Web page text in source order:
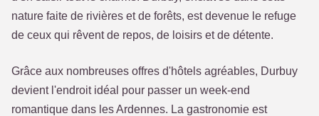
nature faite de rivières et de forêts, est devenue le refuge
de ceux qui rêvent de repos, de loisirs et de détente.
Grâce aux nombreuses offres d'hôtels agréables, Durbuy
devient l'endroit idéal pour passer un week-end
romantique dans les Ardennes. La gastronomie est